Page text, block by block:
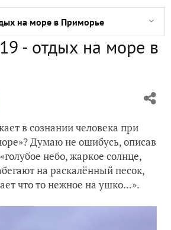
на море в Приморье
здесь климат иной... (Приморье.
лето 2019-го...
сад!
- отдых на море в
в сознании человека при
Думаю не ошибусь, описав
небо, жаркое солнце,
на раскалённый песок,
что то нежное на ушко...».